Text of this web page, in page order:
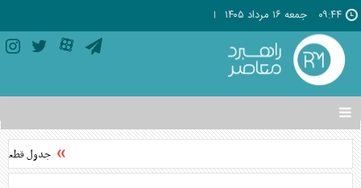
۰۹:۴۴ جمعه ۱۶ مرداد ۱۴۰۵
تغییر
وضعیت
منوی
ها
جدول قطعی برق استان